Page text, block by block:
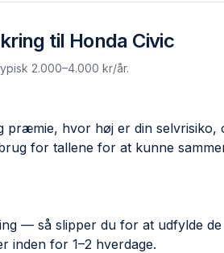
til Honda Civic
2.000–4.000 kr/år.
præmie, hvor høj er din
for tallene for at kunne
— så slipper du for at udfylde
inden for 1–2 hverdage.